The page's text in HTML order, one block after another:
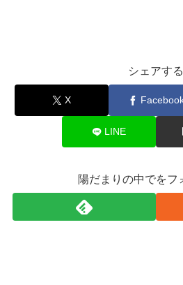
シェアする
X
LINE
陽だまりの中でをフ